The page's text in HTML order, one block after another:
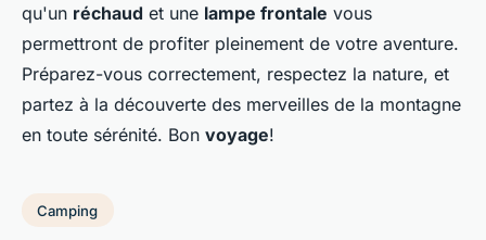
qu'un réchaud et une lampe frontale vous
permettront de profiter pleinement de votre aventure.
Préparez-vous correctement, respectez la nature, et
partez à la découverte des merveilles de la montagne
en toute sérénité. Bon voyage!
Camping